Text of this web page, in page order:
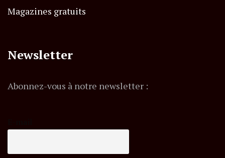
Magazines gratuits
Newsletter
Abonnez-vous à notre newsletter :